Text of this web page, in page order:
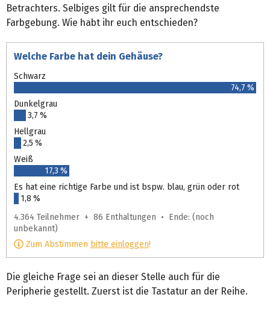
Betrachters. Selbiges gilt für die ansprechendste
Farbgebung. Wie habt ihr euch entschieden?
Welche Farbe hat dein Gehäuse?
Schwarz
74,7 %
Dunkelgrau
3,7 %
Hellgrau
2,5 %
Weiß
17,3 %
Es hat eine richtige Farbe und ist bspw. blau, grün oder rot
1,8 %
4.364 Teilnehmer + 86 Enthaltungen • Ende: (noch
unbekannt)
Zum Abstimmen bitte einloggen!
Die gleiche Frage sei an dieser Stelle auch für die
Peripherie gestellt. Zuerst ist die Tastatur an der Reihe.